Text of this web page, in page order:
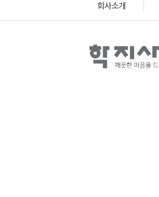
회사소개